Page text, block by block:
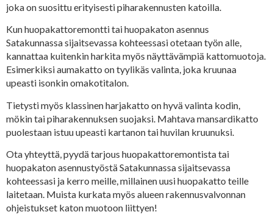
joka on suosittu erityisesti piharakennusten katoilla.
Kun huopakattoremontti tai huopakaton asennus
Satakunnassa sijaitsevassa kohteessasi otetaan työn alle,
kannattaa kuitenkin harkita myös näyttävämpiä kattomuotoja.
Esimerkiksi aumakatto on tyylikäs valinta, joka kruunaa
upeasti isonkin omakotitalon.
Tietysti myös klassinen harjakatto on hyvä valinta kodin,
mökin tai piharakennuksen suojaksi. Mahtava mansardikatto
puolestaan istuu upeasti kartanon tai huvilan kruunuksi.
Ota yhteyttä, pyydä tarjous huopakattoremontista tai
huopakaton asennustyöstä Satakunnassa sijaitsevassa
kohteessasi ja kerro meille, millainen uusi huopakatto teille
laitetaan. Muista kurkata myös alueen rakennusvalvonnan
ohjeistukset katon muotoon liittyen!